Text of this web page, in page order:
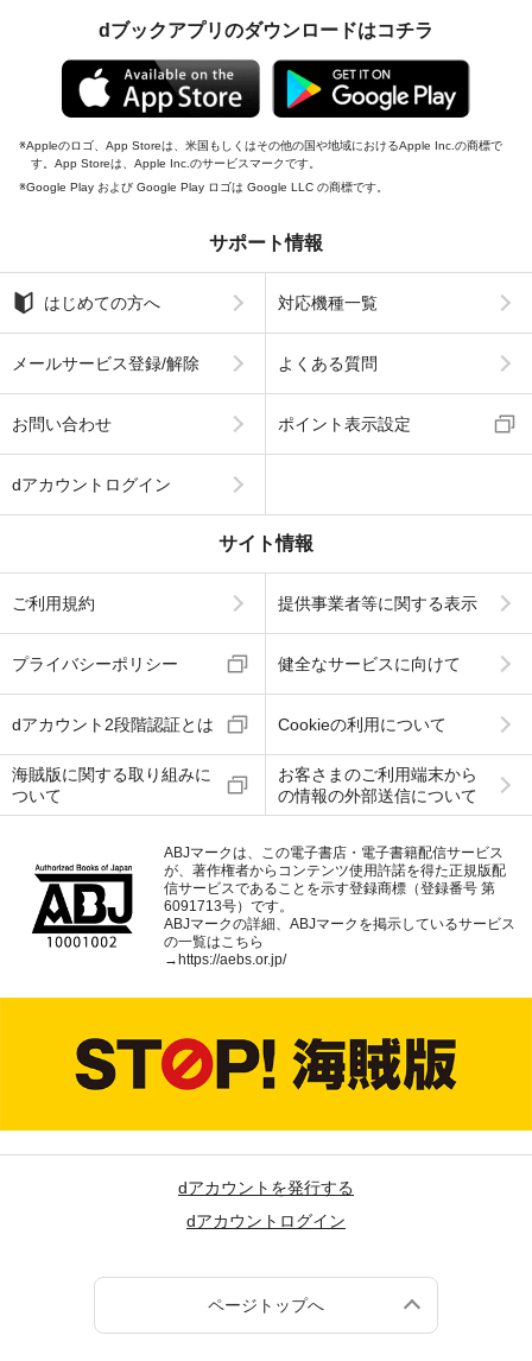
dブックアプリのダウンロードはコチラ
Appleのロゴ、App Storeは、米国もしくはその他の国や地域におけるApple Inc.の商標で
す。App Storeは、Apple Inc.のサービスマークです。
Google Play および Google Play ロゴは Google LLC の商標です。
サポート情報
はじめての方へ 対応機種一覧
メールサービス登録/解除 よくある質問
お問い合わせ ポイント表示設定
dアカウントログイン
サイト情報
ご利用規約 提供事業者等に関する表示
プライバシーポリシー 健全なサービスに向けて
dアカウント2段階認証とは Cookieの利用について
海賊版に関する取り組みに
ついて
お客さまのご利用端末から
の情報の外部送信について
ABJマークは、この電子書店・電子書籍配信サービス
が、著作権者からコンテンツ使用許諾を得た正規版配
信サービスであることを示す登録商標（登録番号 第
6091713号）です。
ABJマークの詳細、ABJマークを掲示しているサービス
の一覧はこちら
→https://aebs.or.jp/
dアカウントを発行する
dアカウントログイン
ページトップへ